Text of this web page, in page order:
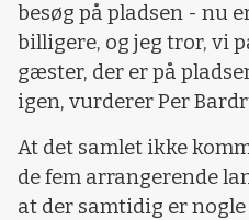
besøg på pladsen - nu
billigere, og jeg tror, vi
gæster, der er på
igen, vurderer Per
At det samlet ikke
de fem arrangerende
at der samtidig er nogle